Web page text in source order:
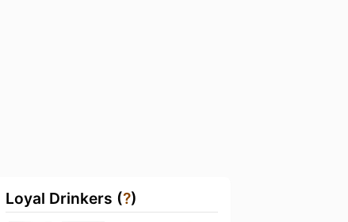
Loyal Drinkers (?)